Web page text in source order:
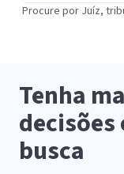
Procure por Juíz,
Tenha
decisões
busca